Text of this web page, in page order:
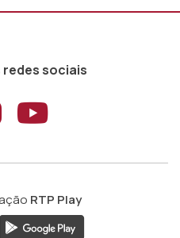
sociais
ao
Aceder ao
Aceder
RTP Play